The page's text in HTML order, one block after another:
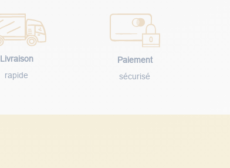
Livraison
rapide
Paiement
sécurisé